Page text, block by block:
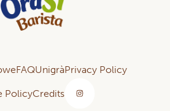
FAQUnigràPrivacy Policy
PolicyCredits